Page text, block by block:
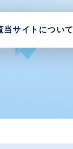
当サイトについて